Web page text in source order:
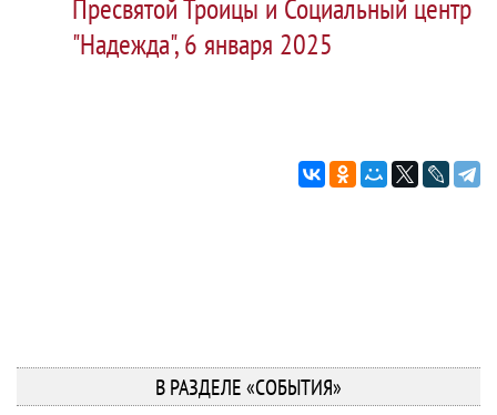
Пресвятой Троицы и Социальный центр
"Надежда", 6 января 2025
В РАЗДЕЛЕ «СОБЫТИЯ»